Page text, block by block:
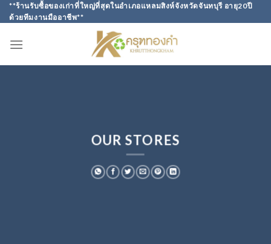
Skip
to
**ร้านรับซื้อของเก่าที่ใหญ่ที่สุดในอำเภอแหลมสิงห์จังหวัดจันทบุรี อายุ20ปี
ด้วยทีมงานมืออาชีพ**
OUR STORES